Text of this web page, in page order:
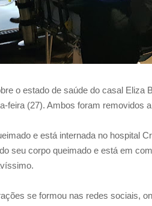
o estado de saúde do casal Eliza
feira (27). Ambos foram removidos
e está internada no hospital
seu corpo queimado e está em
se formou nas redes sociais,